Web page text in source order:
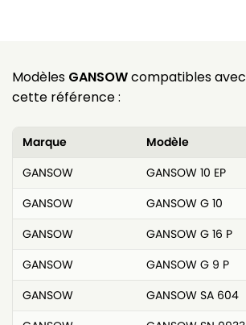
Modèles GANSOWcompatibles avec
cette référence :
Marque
Modèle
GANSOW
GANSOW 10 EP
GANSOW
GANSOW G 10
GANSOW
GANSOW G 16 P
GANSOW
GANSOW G 9 P
GANSOW
GANSOW SA 604